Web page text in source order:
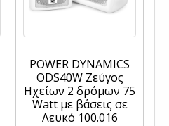
POWER DYNAMICS
ODS40W Ζεύγος
Ηχείων 2 δρόμων 75
Watt με βάσεις σε
Λευκό 100.016